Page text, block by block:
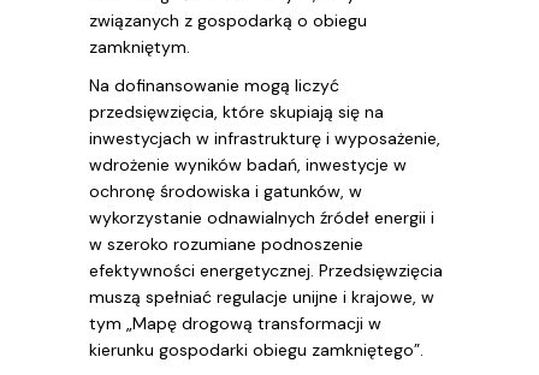
związanych z gospodarką o obiegu
zamkniętym.
Na dofinansowanie mogą liczyć
przedsięwzięcia, które skupiają się na
inwestycjach w infrastrukturę i wyposażenie,
wdrożenie wyników badań, inwestycje w
ochronę środowiska i gatunków, w
wykorzystanie odnawialnych źródeł energii i
w szeroko rozumiane podnoszenie
efektywności energetycznej. Przedsięwzięcia
muszą spełniać regulacje unijne i krajowe, w
tym „Mapę drogową transformacji w
kierunku gospodarki obiegu zamkniętego”.